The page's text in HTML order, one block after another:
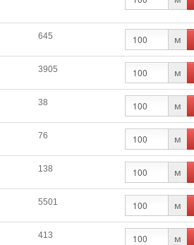
645 м
3905 м
38 м
76 м
138 м
5501 м
413 м